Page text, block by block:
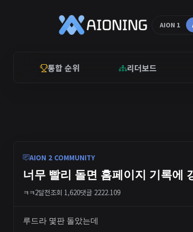
AION 1
통합 순위 리더보드
AION 2 COMMUNITY
너무 빨리 돌면 홈페이지 기록에
ㅋㅋ2달전조회 1,620댓글 2222.109
루드라 몇판 돌았는데